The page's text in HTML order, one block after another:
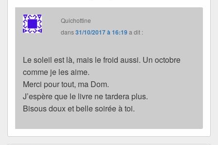
Quichottine
dans31/10/2017 à 16:19a dit :
Le soleil est là, mais le froid aussi. Un octobre
comme je les aime.
Merci pour tout, ma Dom.
J’espère que le livre ne tardera plus.
Bisous doux et belle soirée à toi.